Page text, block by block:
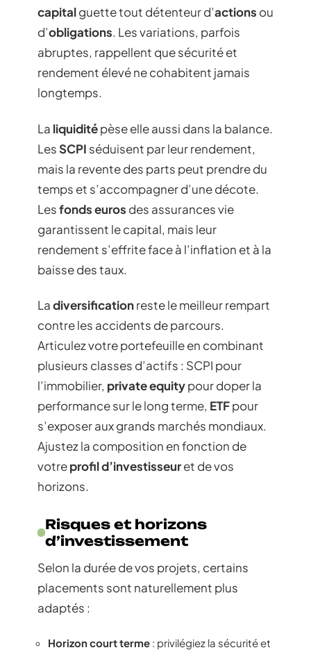
capitalguette tout détenteur d’actions ou
d’obligations. Les variations, parfois
abruptes, rappellent que sécurité et
rendement élevé ne cohabitent jamais
longtemps.
La liquiditépèse elle aussi dans la balance.
Les SCPI séduisent par leur rendement,
mais la revente des parts peut prendre du
temps et s’accompagner d’une décote.
Lesfonds euros des assurances vie
garantissent le capital, mais leur
rendement s’effrite face à l’inflation et à la
baisse des taux.
Ladiversificationreste le meilleur rempart
contre les accidents de parcours.
Articulez votre portefeuille en combinant
plusieurs classes d’actifs : SCPI pour
l’immobilier, private equitypour doper la
performance sur le long terme, ETFpour
s’exposer aux grands marchés mondiaux.
Ajustez la composition en fonction de
votreprofil d’investisseuret de vos
horizons.
Risques et horizons
d’investissement
Selon la durée de vos projets, certains
placements sont naturellement plus
adaptés :
Horizon court terme : privilégiez la sécurité et